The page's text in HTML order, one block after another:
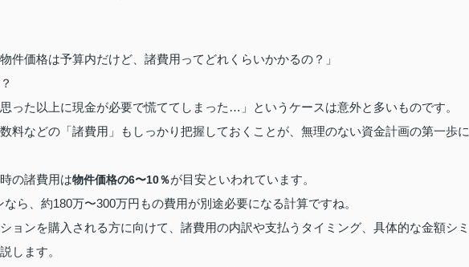
件価格は予算内だけど、諸費用ってどれくらいかかるの？」
った以上に現金が必要で慌ててしまった…」というケースは意外と多いものです。
料などの「諸費用」もしっかり把握しておくことが、無理のない資金計画の第一歩に
の諸費用は物件価格の6〜10％が目安といわれています。
ら、約180万〜300万円もの費用が別途必要になる計算ですね。
ョンを購入される方に向けて、諸費用の内訳や支払うタイミング、具体的な金額シミ
します。